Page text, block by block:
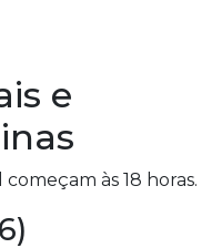
e
às 18 horas.